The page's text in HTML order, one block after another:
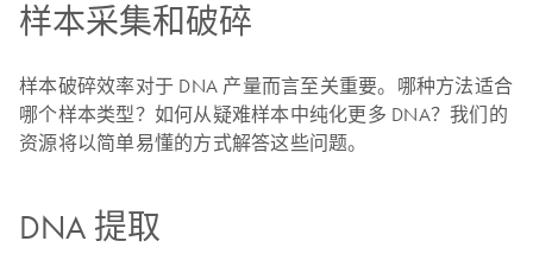
样本采集和破碎
样本破碎效率对于 DNA 产量而言至关重要。哪种方法适合
哪个样本类型？如何从疑难样本中纯化更多 DNA？我们的
资源将以简单易懂的方式解答这些问题。
DNA 提取